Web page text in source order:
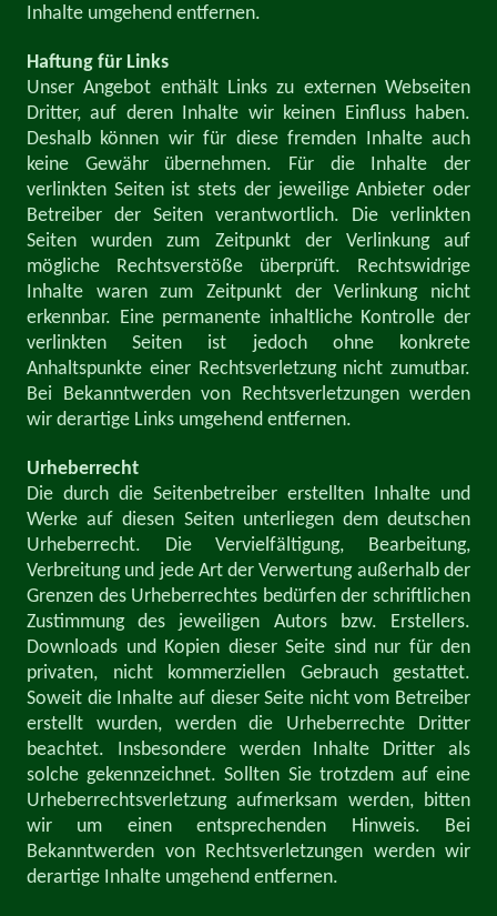
Inhalte umgehend entfernen.
Haftung für Links
Unser Angebot enthält Links zu externen Webseiten
Dritter, auf deren Inhalte wir keinen Einfluss haben.
Deshalb können wir für diese fremden Inhalte auch
keine Gewähr übernehmen. Für die Inhalte der
verlinkten Seiten ist stets der jeweilige Anbieter oder
Betreiber der Seiten verantwortlich. Die verlinkten
Seiten wurden zum Zeitpunkt der Verlinkung auf
mögliche Rechtsverstöße überprüft. Rechtswidrige
Inhalte waren zum Zeitpunkt der Verlinkung nicht
erkennbar. Eine permanente inhaltliche Kontrolle der
verlinkten Seiten ist jedoch ohne konkrete
Anhaltspunkte einer Rechtsverletzung nicht zumutbar.
Bei Bekanntwerden von Rechtsverletzungen werden
wir derartige Links umgehend entfernen.
Urheberrecht
Die durch die Seitenbetreiber erstellten Inhalte und
Werke auf diesen Seiten unterliegen dem deutschen
Urheberrecht. Die Vervielfältigung, Bearbeitung,
Verbreitung und jede Art der Verwertung außerhalb der
Grenzen des Urheberrechtes bedürfen der schriftlichen
Zustimmung des jeweiligen Autors bzw. Erstellers.
Downloads und Kopien dieser Seite sind nur für den
privaten, nicht kommerziellen Gebrauch gestattet.
Soweit die Inhalte auf dieser Seite nicht vom Betreiber
erstellt wurden, werden die Urheberrechte Dritter
beachtet. Insbesondere werden Inhalte Dritter als
solche gekennzeichnet. Sollten Sie trotzdem auf eine
Urheberrechtsverletzung aufmerksam werden, bitten
wir um einen entsprechenden Hinweis. Bei
Bekanntwerden von Rechtsverletzungen werden wir
derartige Inhalte umgehend entfernen.